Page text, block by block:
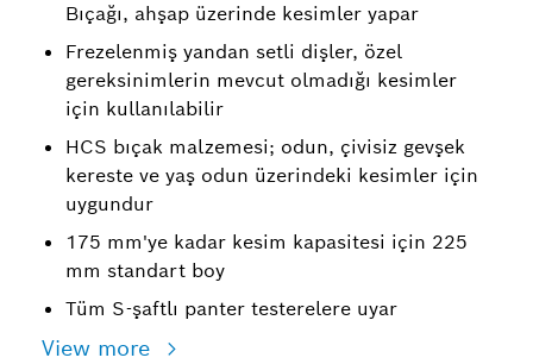
Bıçağı, ahşap üzerinde kesimler yapar
Frezelenmiş yandan setli dişler, özel
gereksinimlerin mevcut olmadığı kesimler
için kullanılabilir
HCS bıçak malzemesi; odun, çivisiz gevşek
kereste ve yaş odun üzerindeki kesimler için
uygundur
175 mm'ye kadar kesim kapasitesi için 225
mm standart boy
Tüm S-şaftlı panter testerelere uyar
View more